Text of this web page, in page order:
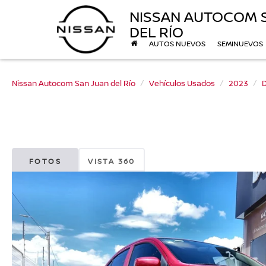
NISSAN AUTOCOM
DEL RÍO
AUTOS NUEVOS SEMINUEVOS
Nissan Autocom San Juan del Río Vehículos Usados 2023
FOTOS VISTA 360